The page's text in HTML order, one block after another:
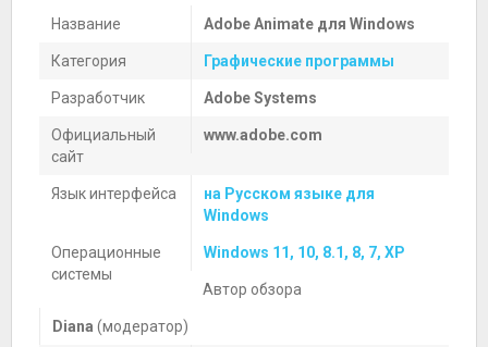
Название Adobe Animate для Windows
Категория Графические программы
Разработчик Adobe Systems
Официальный
сайт
www.adobe.com
Язык интерфейса
на Русском языке для
Windows
Операционные
системы
Windows 11, 10, 8.1, 8, 7, XP
Автор обзора
Diana (модератор)